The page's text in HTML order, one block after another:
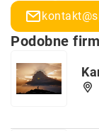
Podobne